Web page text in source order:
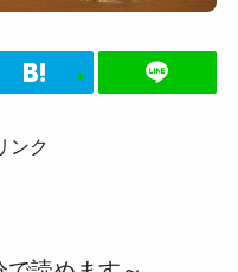
ンク